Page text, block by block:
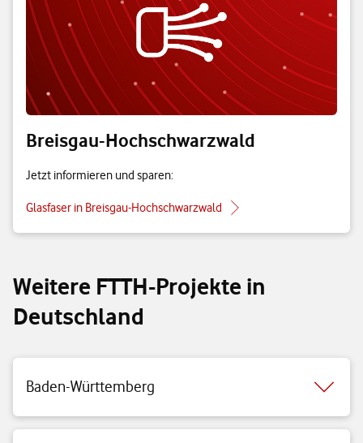
Breisgau-Hochschwarzwald
Jetzt informieren und sparen:
Glasfaser in Breisgau-Hochschwarzwald
Weitere FTTH-Projekte in
Deutschland
Baden-Württemberg